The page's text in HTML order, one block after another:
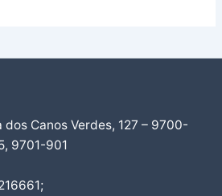
dos Canos Verdes, 127 – 9700-
9701-901